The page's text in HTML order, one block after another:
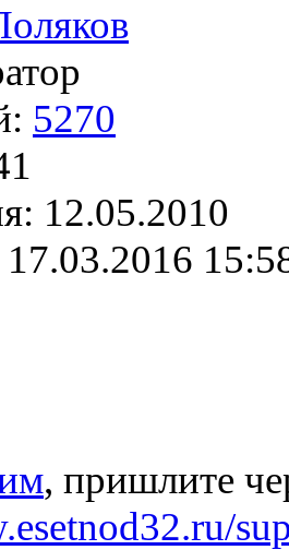
5270
12.05.2010
17.03.2016
, пришлите